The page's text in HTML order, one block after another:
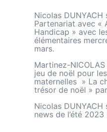
Nicolas DUNYACH
Partenariat avec «
Handicap » avec
élémentaires
mars.
Martinez-NICOLAS
jeu de noël pour les
maternelles » La
trésor de noël »
Nicolas DUNYACH
news de l’été 2023